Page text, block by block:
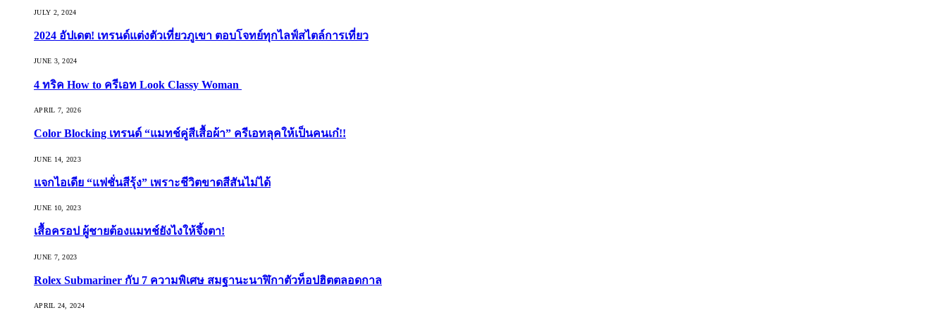
JULY 2, 2024
2024 อัปเดต! เทรนด์แต่งตัวเที่ยวภูเขา ตอบโจทย์ทุกไลฟ์สไตล์การเที่ยว
JUNE 3, 2024
4 ทริค How to ครีเอท Look Classy Woman
APRIL 7, 2026
Color Blocking เทรนด์ “แมทช์คู่สีเสื้อผ้า” ครีเอทลุคให้เป็นคนเก๋!!
JUNE 14, 2023
แจกไอเดีย “แฟชั่นสีรุ้ง” เพราะชีวิตขาดสีสันไม่ได้
JUNE 10, 2023
เสื้อครอป ผู้ชายต้องแมทช์ยังไงให้จึ้งตา!
JUNE 7, 2023
Rolex Submariner กับ 7 ความพิเศษ สมฐานะนาฬิกาตัวท็อปฮิตตลอดกาล
APRIL 24, 2024